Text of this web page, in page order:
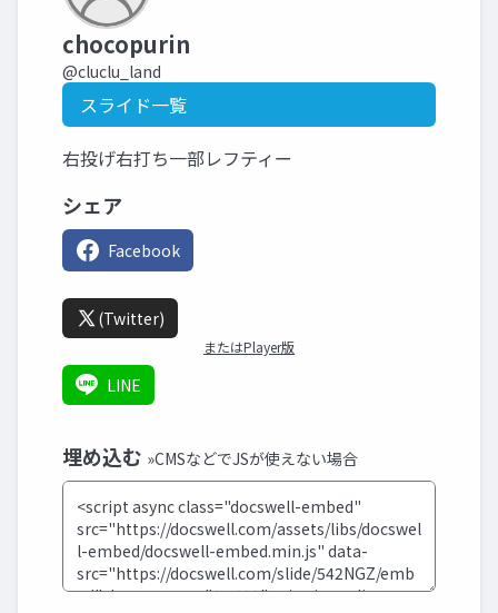
chocopurin
@cluclu_land
スライド一覧
右投げ右打ち一部レフティー
シェア
Facebook
(Twitter)
またはPlayer版
LINE
埋め込む »CMSなどでJSが使えない場合